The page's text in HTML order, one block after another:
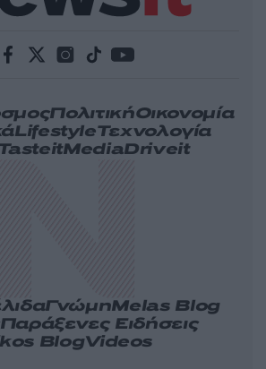
ΠολιτικήΟικονομία
LifestyleΤεχνολογία
MediaDriveit
ΓνώμηMelas Blog
Παράξενες Ειδήσεις
BlogVideos